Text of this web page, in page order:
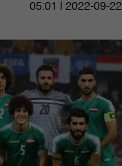
05:01 | 2022-09-22